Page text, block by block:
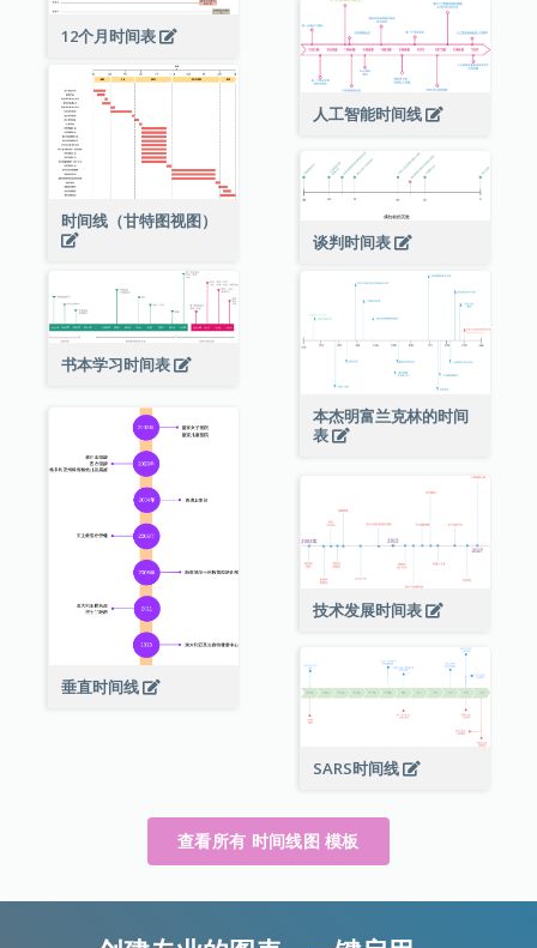
12个月时间表
人工智能时间线
时间线（甘特图视图）
谈判时间表
书本学习时间表
本杰明富兰克林的时间
表
垂直时间线
技术发展时间表
SARS时间线
查看所有 时间线图 模板